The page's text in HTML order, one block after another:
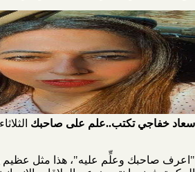
سعاد خفاجي تكتب..علم على صاحبك الثلاثاء، 30 يوليو
"اعرف صاحبك وعلِّم عليه"، هذا مثل عظيم